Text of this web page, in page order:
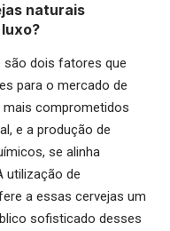
naturais
são dois fatores que
para o mercado de
mais comprometidos
e a produção de
se alinha
utilização de
a essas cervejas um
sofisticado desses